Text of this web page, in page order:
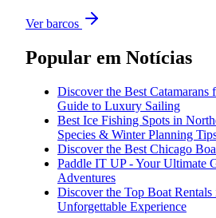
Ver barcos
Popular em Notícias
Discover the Best
Guide to Luxury Sailing
Best Ice Fishing Spots in
Species & Winter Planning
Discover the Best Chicago
Paddle IT UP - Your Ultimate
Adventures
Discover the Top Boat
Unforgettable Experience